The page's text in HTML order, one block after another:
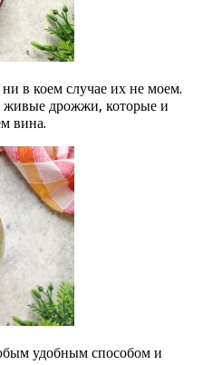
в коем случае их не моем.
живые дрожжи, которые и
вина.
удобным способом и